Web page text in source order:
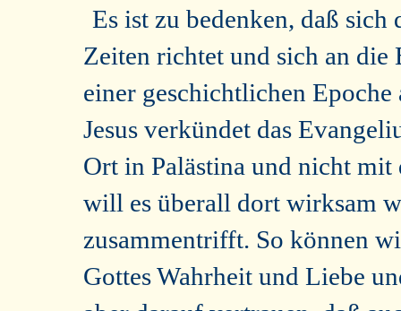
Es ist zu bedenken, daß sich
Zeiten richtet und sich an die
einer geschichtlichen
Jesus verkündet das
Ort in Palästina und nicht mit
will es überall dort wirksam
zusammentrifft. So können
Gottes Wahrheit und Liebe